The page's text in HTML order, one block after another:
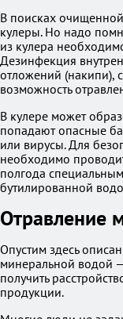
В поисках
кулеры. Но надо
из кулера
Дезинфекция
отложений (накипи),
возможность
В кулере может
попадают опасные
или вирусы. Для
необходимо
полгода
бутилированной
Отравление
Опустим здесь
минеральной водой
получить
продукции.